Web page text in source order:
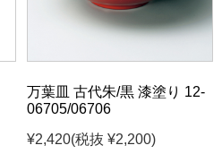
万葉皿 古代朱/黒 漆塗り 12-
06705/06706
¥2,420(税抜 ¥2,200)